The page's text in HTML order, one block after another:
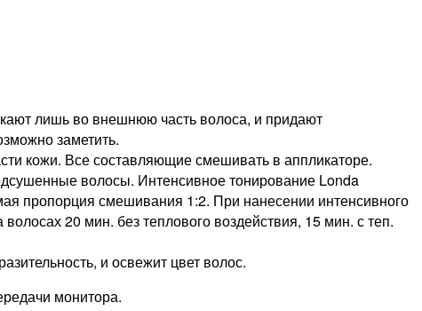
лишь во внешнюю часть волоса, и придают
заметить.
кожи. Все составляющие смешивать в аппликаторе.
волосы. Интенсивное тонирование Londa
пропорция смешивания 1:2. При нанесении интенсивного
20 мин. без теплового воздействия, 15 мин. с теп.
и освежит цвет волос.
монитора.